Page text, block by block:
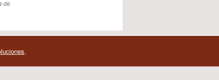
de
.